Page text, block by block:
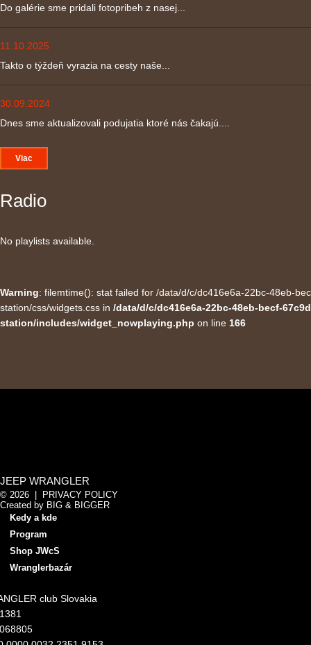
Do galérie sme pridali fotopribeh z nasej...
11.10.2025
Takto o týždeň vyrazia na cesty naše...
30.09.2024
Dnes sme aktualizovali podujatia ktoré nás čakajú....
Viac
Radio
No playlists available.
Warning: filemtime(): stat failed for /data/d/c/dc416e6a-22bc-48eb-
station/css/widgets.css in /data/d/c/dc416e6a-22bc-48eb-becf-
station/includes/widget_nowplaying.php on line 166
JEEP WRANGLER
© 2026 |
PRIVACY POLICY
Created by BIG & BIGGER
Kedy a kde
Program
Shop JWcS
Wranglerbazár
club Slovakia